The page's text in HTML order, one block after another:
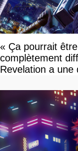
« Ça pourrait
complètement
Revelation a